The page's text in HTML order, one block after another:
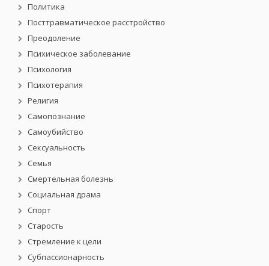
Политика
Посттравматическое расстройство
Преодоление
Психическое заболевание
Психология
Психотерапия
Религия
Самопознание
Самоубийство
Сексуальность
Семья
Смертельная болезнь
Социальная драма
Спорт
Старость
Стремление к цели
Субпассионарность